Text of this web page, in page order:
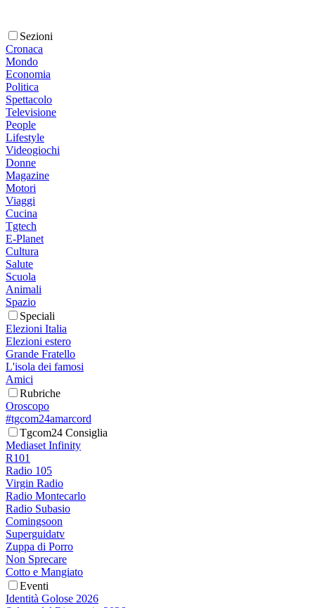
Sezioni
Cronaca
Mondo
Economia
Politica
Spettacolo
Televisione
People
Lifestyle
Videogiochi
Donne
Magazine
Motori
Viaggi
Cucina
Tgtech
E-Planet
Cultura
Salute
Scuola
Animali
Spazio
Speciali
Elezioni Italia
Elezioni estero
Grande Fratello
L'isola dei famosi
Amici
Rubriche
Oroscopo
#tgcom24amarcord
Tgcom24 Consiglia
Mediaset Infinity
R101
Radio 105
Virgin Radio
Radio Montecarlo
Radio Subasio
Comingsoon
Superguidatv
Zuppa di Porro
Non Sprecare
Cotto e Mangiato
Eventi
Identità Golose 2026